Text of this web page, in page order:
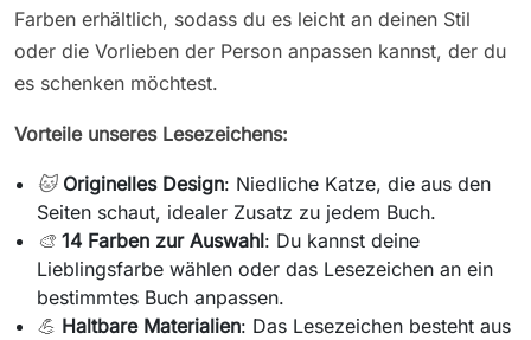
Farben erhältlich, sodass du es leicht an deinen Stil
oder die Vorlieben der Person anpassen kannst, der du
es schenken möchtest.
Vorteile unseres Lesezeichens:
🐱 Originelles Design: Niedliche Katze, die aus den
Seiten schaut, idealer Zusatz zu jedem Buch.
🎨 14 Farben zur Auswahl: Du kannst deine
Lieblingsfarbe wählen oder das Lesezeichen an ein
bestimmtes Buch anpassen.
💪 Haltbare Materialien: Das Lesezeichen besteht aus